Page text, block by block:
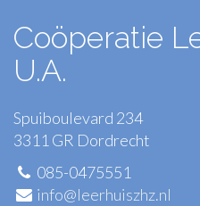
Coöperatie
U.A.
Spuiboulevard 234
3311 GR Dordrecht
085-0475551
info@leerhuiszhz.nl